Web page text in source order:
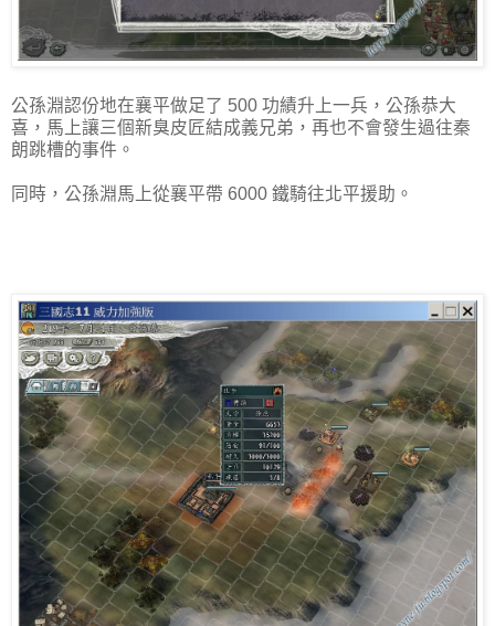
公孫淵認份地在襄平做足了 500 功績升上一兵，公孫恭大
喜，馬上讓三個新臭皮匠結成義兄弟，再也不會發生過往秦
朗跳槽的事件。
同時，公孫淵馬上從襄平帶 6000 鐵騎往北平援助。